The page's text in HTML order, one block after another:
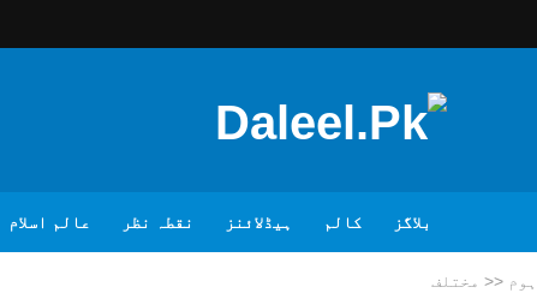
بلاگز کالم ہیڈلائنز نقطہ نظر عالم اسلام
ہوم << مختلف